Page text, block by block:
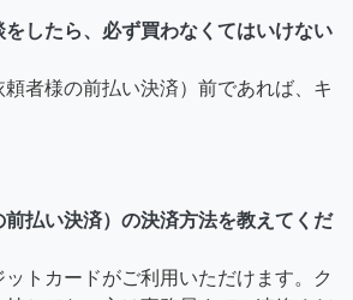
したら、必ず買わなくてはいけない
者様の前払い決済）前であれば、キ
払い決済）の決済方法を教えてくだ
トカードがご利用いただけます。ク